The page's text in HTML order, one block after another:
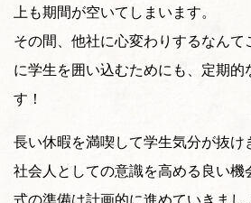
上も期間が空いてしまいます。
その間、他社に心変わりするなん
に学生を囲い込むためにも、定期
す！
長い休暇を満喫して学生気分が抜け
社会人としての意識を高める良い機